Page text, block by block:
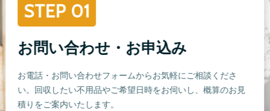
STEP 01
お問い合わせ・お申込み
お電話・お問い合わせフォームからお気軽にご相談くださ
い。回収したい不用品やご希望日時をお伺いし、概算のお見
積りをご案内いたします。